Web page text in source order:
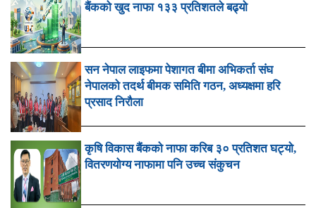
बैंकको खुद नाफा १३३ प्रतिशतले बढ्यो
सन नेपाल लाइफमा पेशागत बीमा अभिकर्ता संघ
नेपालको तदर्थ बीमक समिति गठन, अध्यक्षमा हरि
प्रसाद निरौला
कृषि विकास बैंकको नाफा करिब ३० प्रतिशत घट्यो,
वितरणयोग्य नाफामा पनि उच्च संकुचन